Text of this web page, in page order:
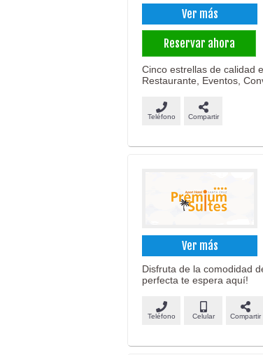
Ver más
Reservar ahora
Cinco estrellas de calidad
Restaurante, Eventos,
Teléfono Compartir
Ver más
Disfruta de la comodidad
perfecta te espera aquí!
Teléfono Celular Compartir